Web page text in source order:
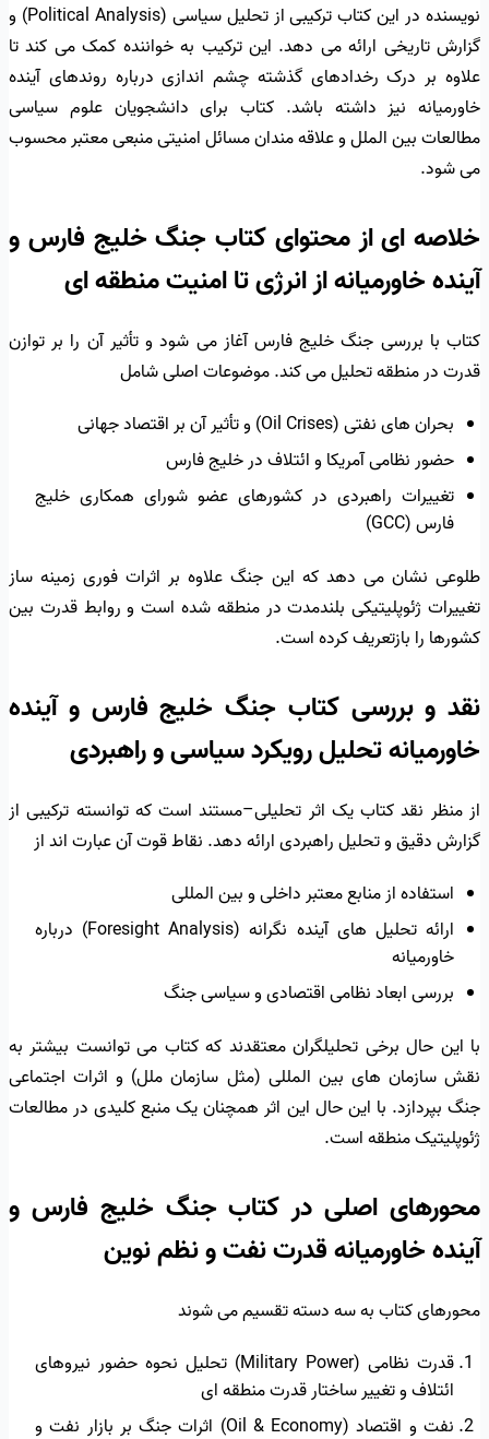
نویسنده در این کتاب ترکیبی از تحلیل سیاسی (Political Analysis) و
گزارش تاریخی ارائه می دهد. این ترکیب به خواننده کمک می کند تا
علاوه بر درک رخدادهای گذشته چشم اندازی درباره روندهای آینده
خاورمیانه نیز داشته باشد. کتاب برای دانشجویان علوم سیاسی
مطالعات بین الملل و علاقه مندان مسائل امنیتی منبعی معتبر محسوب
می شود.
خلاصه ای از محتوای کتاب جنگ خلیج فارس و
آینده خاورمیانه از انرژی تا امنیت منطقه ای
کتاب با بررسی جنگ خلیج فارس آغاز می شود و تأثیر آن را بر توازن
قدرت در منطقه تحلیل می کند. موضوعات اصلی شامل
بحران های نفتی (Oil Crises) و تأثیر آن بر اقتصاد جهانی
حضور نظامی آمریکا و ائتلاف در خلیج فارس
تغییرات راهبردی در کشورهای عضو شورای همکاری خلیج
فارس (GCC)
طلوعی نشان می دهد که این جنگ علاوه بر اثرات فوری زمینه ساز
تغییرات ژئوپلیتیکی بلندمدت در منطقه شده است و روابط قدرت بین
کشورها را بازتعریف کرده است.
نقد و بررسی کتاب جنگ خلیج فارس و آینده
خاورمیانه تحلیل رویکرد سیاسی و راهبردی
از منظر نقد کتاب یک اثر تحلیلی–مستند است که توانسته ترکیبی از
گزارش دقیق و تحلیل راهبردی ارائه دهد. نقاط قوت آن عبارت اند از
استفاده از منابع معتبر داخلی و بین المللی
ارائه تحلیل های آینده نگرانه (Foresight Analysis) درباره
خاورمیانه
بررسی ابعاد نظامی اقتصادی و سیاسی جنگ
با این حال برخی تحلیلگران معتقدند که کتاب می توانست بیشتر به
نقش سازمان های بین المللی (مثل سازمان ملل) و اثرات اجتماعی
جنگ بپردازد. با این حال این اثر همچنان یک منبع کلیدی در مطالعات
ژئوپلیتیک منطقه است.
محورهای اصلی در کتاب جنگ خلیج فارس و
آینده خاورمیانه قدرت نفت و نظم نوین
محورهای کتاب به سه دسته تقسیم می شوند
قدرت نظامی (Military Power) تحلیل نحوه حضور نیروهای
ائتلاف و تغییر ساختار قدرت منطقه ای
نفت و اقتصاد (Oil & Economy) اثرات جنگ بر بازار نفت و